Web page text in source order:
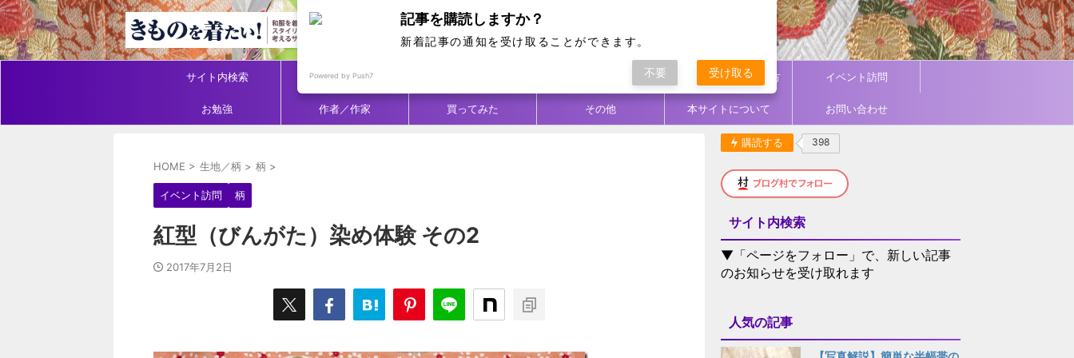
サイト内検索 アイテム別 コーディネート／着方 イベント訪問
お勉強 作者／作家 買ってみた その他 本サイトについて お問い合わせ
HOME > 生地／柄 > 柄 >
イベント訪問 柄
紅型（びんがた）染め体験 その2
2017年7月2日
購読する 398
サイト内検索
▼「ページをフォロー」で、新しい記事
のお知らせを受け取れます
人気の記事
記事を購読しますか？
新着記事の通知を受け取ることができます。
Powered by Push7 不要 受け取る